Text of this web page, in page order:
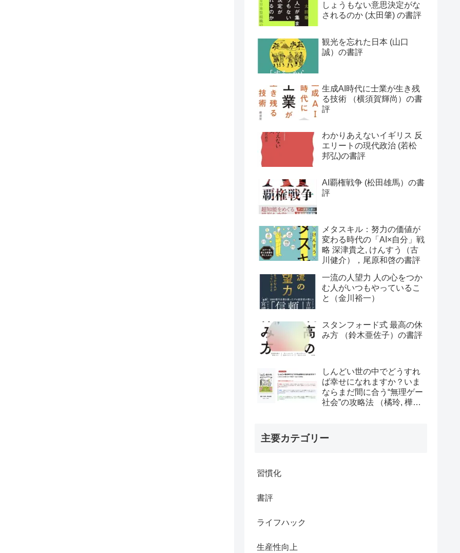
しょうもない意思決定がな
されるのか (太田肇) の書評
観光を忘れた日本 (山口
誠）の書評
生成AI時代に士業が生き残
る技術 （横須賀輝尚）の書
評
わかりあえないイギリス 反
エリートの現代政治 (若松
邦弘)の書評
AI覇権戦争 (松田雄馬）の書
評
メタスキル：努力の価値が
変わる時代の「AI×自分」戦
略 深津貴之, けんすう（古
川健介），尾原和啓の書評
一流の人望力 人の心をつか
む人がいつもやっているこ
と（金川裕一）
スタンフォード式 最高の休
み方 （鈴木亜佐子）の書評
しんどい世の中でどうすれ
ば幸せになれますか？いま
ならまだ間に合う“無理ゲー
社会”の攻略法 （橘玲, 樺山
主要カテゴリー
習慣化
書評
ライフハック
生産性向上